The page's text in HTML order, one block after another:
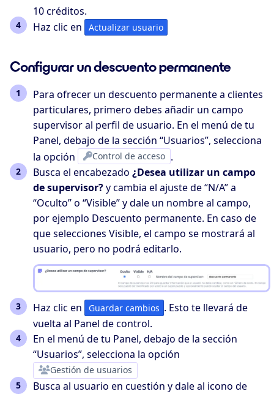
10 créditos.
Haz clic en
Actualizar usuario
Configurar un descuento permanente
Para ofrecer un descuento permanente a clientes
particulares, primero debes añadir un campo
supervisor al perfil de usuario. En el menú de tu
Panel, debajo de la sección “Usuarios”, selecciona
la opción
Control de acceso .
Busca el encabezado ¿Desea utilizar un campo
de supervisor?y cambia el ajuste de “N/A” a
“Oculto” o “Visible” y dale un nombre al campo,
por ejemplo Descuento permanente. En caso de
que selecciones Visible, el campo se mostrará al
usuario, pero no podrá editarlo.
Haz clic en Guardar cambios . Esto te llevará de
vuelta al Panel de control.
En el menú de tu Panel, debajo de la sección
“Usuarios”, selecciona la opción
Gestión de usuarios
Busca al usuario en cuestión y dale al icono de